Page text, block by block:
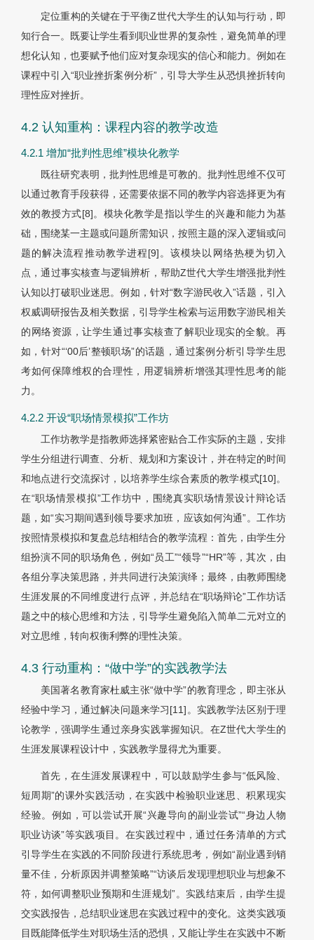
定位重构的关键在于平衡Z世代大学生的认知与行动，即
知行合一。既要让学生看到职业世界的复杂性，避免简单的理
想化认知，也要赋予他们应对复杂现实的信心和能力。例如在
课程中引入“职业挫折案例分析”，引导大学生从恐惧挫折转向
理性应对挫折。
4.2 认知重构：课程内容的教学改造
4.2.1 增加“批判性思维”模块化教学
既往研究表明，批判性思维是可教的。批判性思维不仅可
以通过教育手段获得，还需要依据不同的教学内容选择更为有
效的教授方式[8]。模块化教学是指以学生的兴趣和能力为基
础，围绕某一主题或问题所需知识，按照主题的深入逻辑或问
题的解决流程推动教学进程[9]。该模块以网络热梗为切入
点，通过事实核查与逻辑辨析，帮助Z世代大学生增强批判性
认知以打破职业迷思。例如，针对“数字游民收入”话题，引入
权威调研报告及相关数据，引导学生检索与运用数字游民相关
的网络资源，让学生通过事实核查了解职业现实的全貌。再
如，针对“‘00后’整顿职场”的话题，通过案例分析引导学生思
考如何保障维权的合理性，用逻辑辨析增强其理性思考的能
力。
4.2.2 开设“职场情景模拟”工作坊
工作坊教学是指教师选择紧密贴合工作实际的主题，安排
学生分组进行调查、分析、规划和方案设计，并在特定的时间
和地点进行交流探讨，以培养学生综合素质的教学模式[10]。
在“职场情景模拟”工作坊中，围绕真实职场情景设计辩论话
题，如“实习期间遇到领导要求加班，应该如何沟通”。工作坊
按照情景模拟和复盘总结相结合的教学流程：首先，由学生分
组扮演不同的职场角色，例如“员工”“领导”“HR”等，其次，由
各组分享决策思路，并共同进行决策演绎；最终，由教师围绕
生涯发展的不同维度进行点评，并总结在“职场辩论”工作坊话
题之中的核心思维和方法，引导学生避免陷入简单二元对立的
对立思维，转向权衡利弊的理性决策。
4.3 行动重构：“做中学”的实践教学法
美国著名教育家杜威主张“做中学”的教育理念，即主张从
经验中学习，通过解决问题来学习[11]。实践教学法区别于理
论教学，强调学生通过亲身实践掌握知识。在Z世代大学生的
生涯发展课程设计中，实践教学显得尤为重要。
首先，在生涯发展课程中，可以鼓励学生参与“低风险、
短周期”的课外实践活动，在实践中检验职业迷思、积累现实
经验。例如，可以尝试开展“兴趣导向的副业尝试”“身边人物
职业访谈”等实践项目。在实践过程中，通过任务清单的方式
引导学生在实践的不同阶段进行系统思考，例如“副业遇到销
量不佳，分析原因并调整策略”“访谈后发现理想职业与想象不
符，如何调整职业预期和生涯规划”。实践结束后，由学生提
交实践报告，总结职业迷思在实践过程中的变化。这类实践项
目既能降低学生对职场生活的恐惧，又能让学生在实践中不断